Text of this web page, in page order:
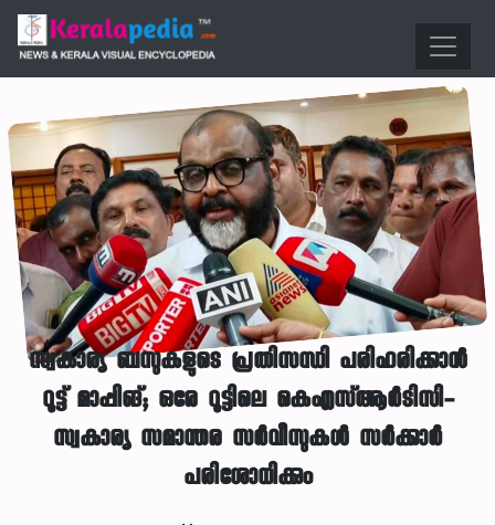
സ്വകാര്യ ബസുകളുടെ പ്രതിസന്ധി പരിഹരിക്കാൻ
റൂട്ട് മാപ്പിങ്; ഒരേ റൂട്ടിലെ കെഎസ്ആർടിസി-
സ്വകാര്യ സമാന്തര സർവീസുകൾ സർക്കാർ
പരിശോധിക്കും